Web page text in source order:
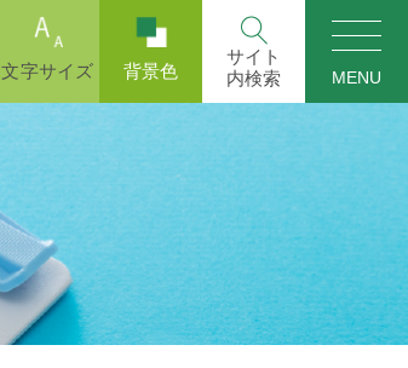
文字サイズ 背景色 MENU